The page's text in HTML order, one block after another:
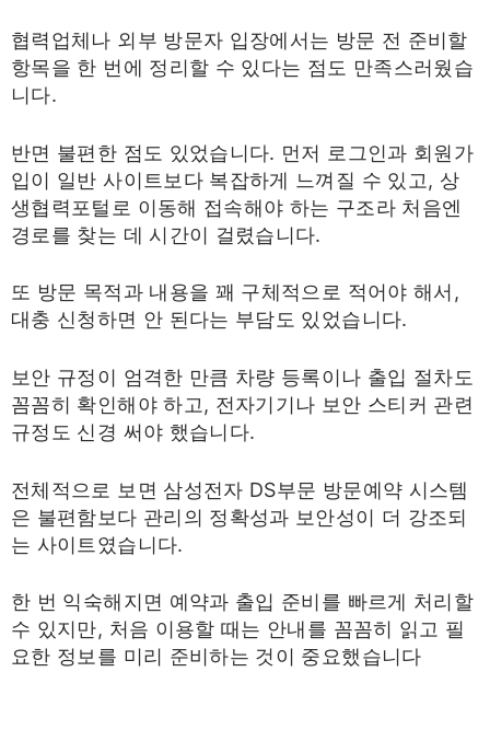
협력업체나 외부 방문자 입장에서는 방문 전 준비할
항목을 한 번에 정리할 수 있다는 점도 만족스러웠습
니다.
반면 불편한 점도 있었습니다. 먼저 로그인과 회원가
입이 일반 사이트보다 복잡하게 느껴질 수 있고, 상
생협력포털로 이동해 접속해야 하는 구조라 처음엔
경로를 찾는 데 시간이 걸렸습니다.
또 방문 목적과 내용을 꽤 구체적으로 적어야 해서,
대충 신청하면 안 된다는 부담도 있었습니다.
보안 규정이 엄격한 만큼 차량 등록이나 출입 절차도
꼼꼼히 확인해야 하고, 전자기기나 보안 스티커 관련
규정도 신경 써야 했습니다.
전체적으로 보면 삼성전자 DS부문 방문예약 시스템
은 불편함보다 관리의 정확성과 보안성이 더 강조되
는 사이트였습니다.
한 번 익숙해지면 예약과 출입 준비를 빠르게 처리할
수 있지만, 처음 이용할 때는 안내를 꼼꼼히 읽고 필
요한 정보를 미리 준비하는 것이 중요했습니다